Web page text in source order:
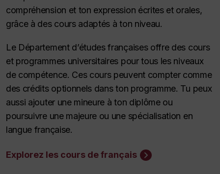
compréhension et ton expression écrites et orales,
grâce à des cours adaptés à ton niveau.
Le Département d’études françaises offre des cours
et programmes universitaires pour tous les niveaux
de compétence. Ces cours peuvent compter comme
des crédits optionnels dans ton programme. Tu peux
aussi ajouter une mineure à ton diplôme ou
poursuivre une majeure ou une spécialisation en
langue française.
Explorez les cours de français